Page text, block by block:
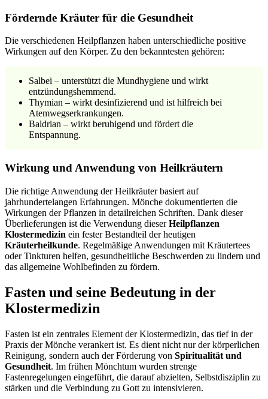
Fördernde Kräuter für die Gesundheit
Die verschiedenen Heilpflanzen haben unterschiedliche positive
Wirkungen auf den Körper. Zu den bekanntesten gehören:
Salbei – unterstützt die Mundhygiene und wirkt
entzündungshemmend.
Thymian – wirkt desinfizierend und ist hilfreich bei
Atemwegserkrankungen.
Baldrian – wirkt beruhigend und fördert die
Entspannung.
Wirkung und Anwendung von Heilkräutern
Die richtige Anwendung der Heilkräuter basiert auf
jahrhundertelangen Erfahrungen. Mönche dokumentierten die
Wirkungen der Pflanzen in detailreichen Schriften. Dank dieser
Überlieferungen ist die Verwendung dieserHeilpflanzen
Klostermedizin ein fester Bestandteil der heutigen
Kräuterheilkunde. Regelmäßige Anwendungen mit Kräutertees
oder Tinkturen helfen, gesundheitliche Beschwerden zu lindern und
das allgemeine Wohlbefinden zu fördern.
Fasten und seine Bedeutung in der
Klostermedizin
Fasten ist ein zentrales Element der Klostermedizin, das tief in der
Praxis der Mönche verankert ist. Es dient nicht nur der körperlichen
Reinigung, sondern auch der Förderung von Spiritualität und
Gesundheit. Im frühen Mönchtum wurden strenge
Fastenregelungen eingeführt, die darauf abzielten, Selbstdisziplin zu
stärken und die Verbindung zu Gott zu intensivieren.